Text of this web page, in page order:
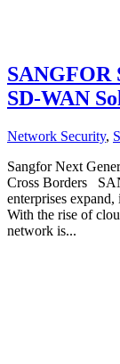
SANGFOR
SD-WAN
Network Security,
Sangfor Next
Cross Borders
enterprises
With the rise of
network is...